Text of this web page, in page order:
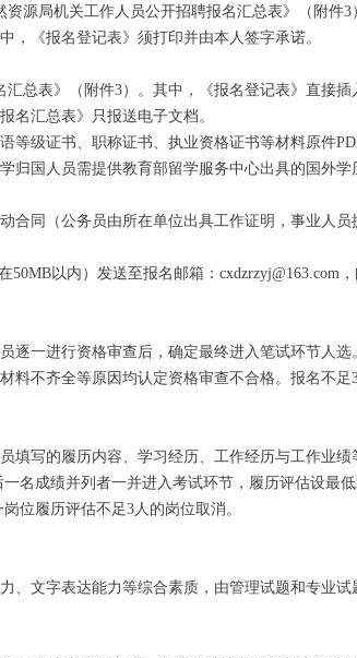
源局机关工作人员公开招聘报名汇总表》（附件
，《报名登记表》须打印并由本人签字承诺。
表》（附件3）。其中，《报名登记表》直接插
名汇总表》只报送电子文档。
级证书、职称证书、执业资格证书等材料原件
归国人员需提供教育部留学服务中心出具的国外学
同（公务员由所在单位出具工作证明，事业人员
以内）发送至报名邮箱：cxdzrzyj@163.com
一进行资格审查后，确定最终进入笔试环节人选
料不齐全等原因均认定资格审查不合格。报名不足
写的履历内容、学习经历、工作经历与工作业绩
名成绩并列者一并进入考试环节，履历评估设最
位履历评估不足3人的岗位取消。
文字表达能力等综合素质，由管理试题和专业试